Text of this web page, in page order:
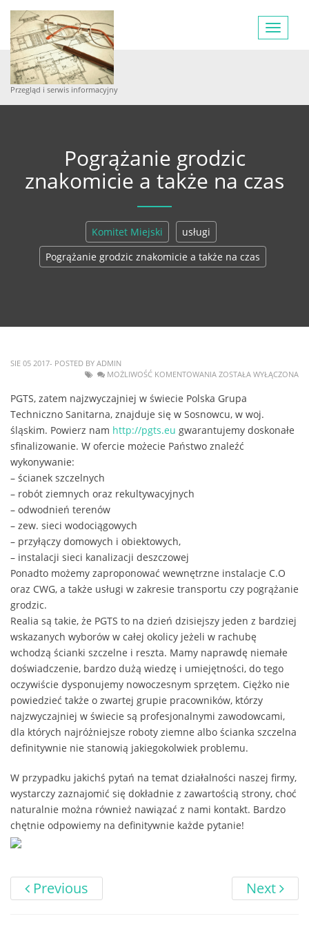
Przegląd i serwis informacyjny
Toggle
Pogrążanie grodzic
znakomicie a także na czas
Komitet Miejski
usługi
Pogrążanie grodzic znakomicie a także na czas
SIE 05 2017- POSTED BY ADMIN
MOŻLIWOŚĆ KOMENTOWANIA ZOSTAŁA WYŁĄCZONA
PGTS, zatem najzwyczajniej w świecie Polska Grupa
Techniczno Sanitarna, znajduje się w Sosnowcu, w woj.
śląskim. Powierz nam http://pgts.eu gwarantujemy doskonałe
sfinalizowanie. W ofercie możecie Państwo znaleźć
wykonywanie:
– ścianek szczelnych
– robót ziemnych oraz rekultywacyjnych
– odwodnień terenów
– zew. sieci wodociągowych
– przyłączy domowych i obiektowych,
– instalacji sieci kanalizacji deszczowej
Ponadto możemy zaproponować wewnętrzne instalacje C.O
oraz CWG, a także usługi w zakresie transportu czy pogrążanie
grodzic.
Realia są takie, że PGTS to na dzień dzisiejszy jeden z bardziej
wskazanych wyborów w całej okolicy jeżeli w rachubę
wchodzą ścianki szczelne i reszta. Mamy naprawdę niemałe
doświadczenie, bardzo dużą wiedzę i umiejętności, do tego
oczywiście dysponujemy nowoczesnym sprzętem. Ciężko nie
powiedzieć także o zwartej grupie pracowników, którzy
najzwyczajniej w świecie są profesjonalnymi zawodowcami,
dla których najróżniejsze roboty ziemne albo ścianka szczelna
definitywnie nie stanowią jakiegokolwiek problemu.
W przypadku jakichś pytań na temat działalności naszej firmy,
wystarczy zaznajomić się dokładnie z zawartością strony, choć
naturalnie można również nawiązać z nami kontakt. Bardzo
chętnie odpowiemy na definitywnie każde pytanie!
Previous Next